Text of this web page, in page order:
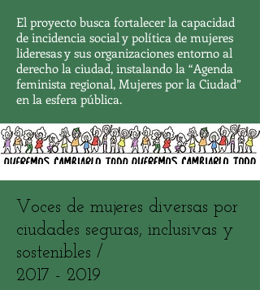
El proyecto busca fortalecer la capacidad
de incidencia social y política de mujeres
lideresas y sus organizaciones entorno al
derecho la ciudad, instalando la “Agenda
feminista regional, Mujeres por la Ciudad”
en la esfera pública.
Voces de mujeres diversas por
ciudades seguras, inclusivas y
sostenibles /
2017 - 2019